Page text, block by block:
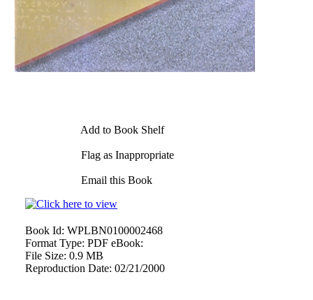
Add to Book Shelf
Flag as Inappropriate
Email this Book
Book Id: WPLBN0100002468
Format Type: PDF eBook:
File Size: 0.9 MB
Reproduction Date: 02/21/2000